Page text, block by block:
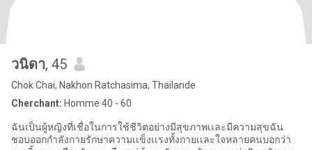
วนิดา, 45
Chok Chai, Nakhon Ratchasima, Thailande
Cherchant: Homme 40 - 60
ฉันเป็นผู้หญิงที่เชื่อในการใช้ชีวิตอย่างมีสุขภาพเเละมีความสุขฉัน
ชอบออกกำลังกายรักษาความเเข็งเเรงทั้งกายเเละใจหลายคนบอกว่า